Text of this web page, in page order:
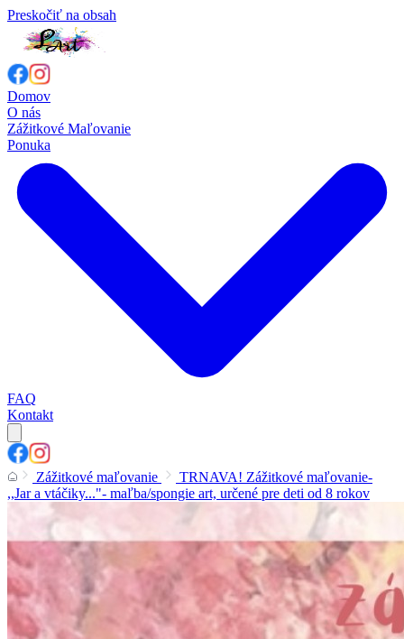
Preskočiť na obsah
Domov
O nás
Zážitkové Maľovanie
Ponuka
FAQ
Kontakt
Zážitkové maľovanie
TRNAVA! Zážitkové maľovanie-
,,Jar a vtáčiky..."- maľba/spongie art, určené pre deti od 8 rokov